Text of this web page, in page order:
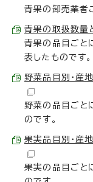
青果の卸売業者
青果の取扱数
青果の品目ごと
表したものです。
野菜品目別・産
野菜の品目ごと
のです。
果実品目別・産
果実の品目ごと